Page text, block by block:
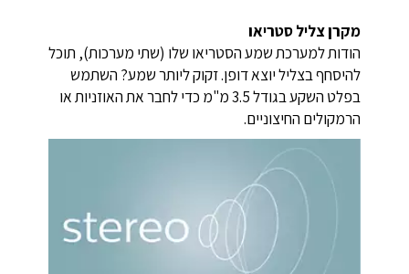
מקרן צליל סטריאו
הודות למערכת שמע הסטריאו שלו (שתי מערכות), תוכל
להיסחף בצליל יוצא דופן. זקוק ליותר שמע? השתמש
בפלט השקע בגודל 3.5 מ"מ כדי לחבר את האוזניות או
הרמקולים החיצוניים.